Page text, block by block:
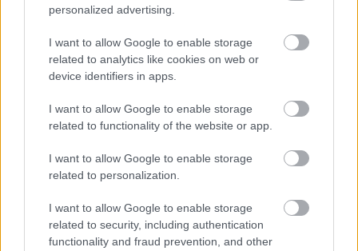
personalized advertising.
I want to allow Google to enable storage
related to analytics like cookies on web or
device identifiers in apps.
I want to allow Google to enable storage
related to functionality of the website or app.
I want to allow Google to enable storage
related to personalization.
I want to allow Google to enable storage
related to security, including authentication
functionality and fraud prevention, and other
Izrael péntekre virradóra
megtámadta Iránt
A 444.hu-n élőben lehet követni a támadás fejleményeit, és
egy folyamatosan frissülő cikkben összegzik az eddigi
Lapszemle